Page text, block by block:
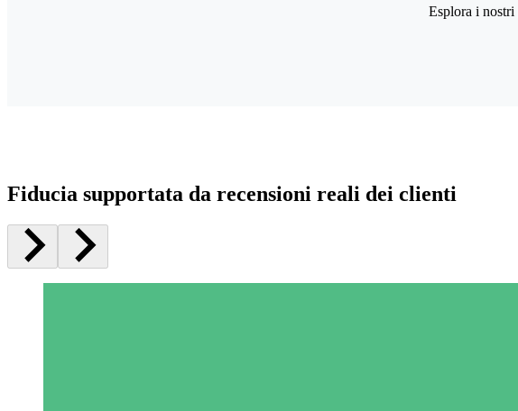
Esplora i nostri
Fiducia supportata da recensioni reali dei clienti